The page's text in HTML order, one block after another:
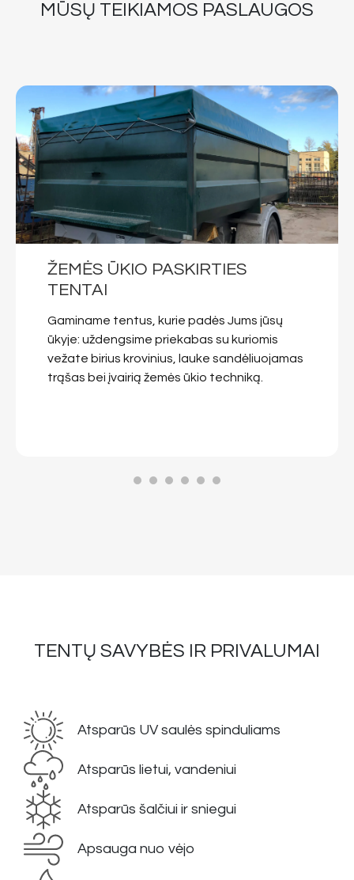
MŪSŲ TEIKIAMOS PASLAUGOS
ŽEMĖS ŪKIO PASKIRTIES
TENTAI
Gaminame tentus, kurie padės Jums jūsų
ūkyje: uždengsime priekabas su kuriomis
vežate birius krovinius, lauke sandėliuojamas
trąšas bei įvairią žemės ūkio techniką.
TENTŲ SAVYBĖS IR PRIVALUMAI
Atsparūs UV saulės spinduliams
Atsparūs lietui, vandeniui
Atsparūs šalčiui ir sniegui
Apsauga nuo vėjo